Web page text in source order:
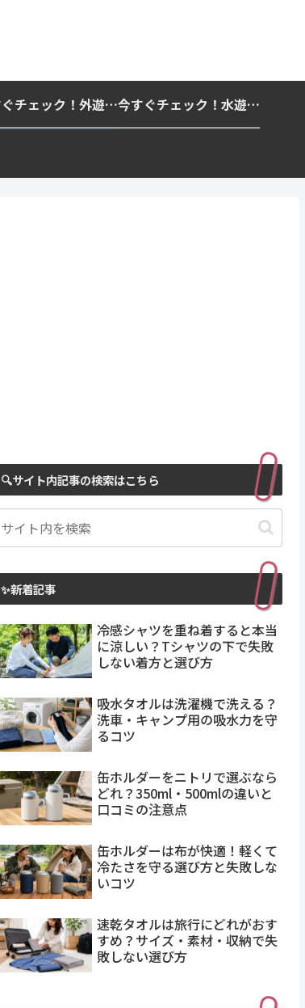
今すぐチェック！外遊びの紫外線対策・日差し快適化計画｜帽子・日傘・ウェア・日焼け止めを総まとめ☀️🏕️👓 今すぐチェック！水遊び・海水浴の快適化計画｜浮き輪・服装・日陰・安全対策を総まとめ🏖️🌊✨
🔍サイト内記事の検索はこちら
✨新着記事
冷感シャツを重ね着すると本当
に涼しい？Tシャツの下で失敗
しない着方と選び方
吸水タオルは洗濯機で洗える？
洗車・キャンプ用の吸水力を守
るコツ
缶ホルダーをニトリで選ぶなら
どれ？350ml・500mlの違いと
口コミの注意点
缶ホルダーは布が快適！軽くて
冷たさを守る選び方と失敗しな
いコツ
速乾タオルは旅行にどれがおす
すめ？サイズ・素材・収納で失
敗しない選び方